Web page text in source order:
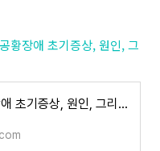
황장애 초기증상, 원인, 그
스트레스성 공황장애 초기증상, 원인, 그리고 효과적인 해결방법